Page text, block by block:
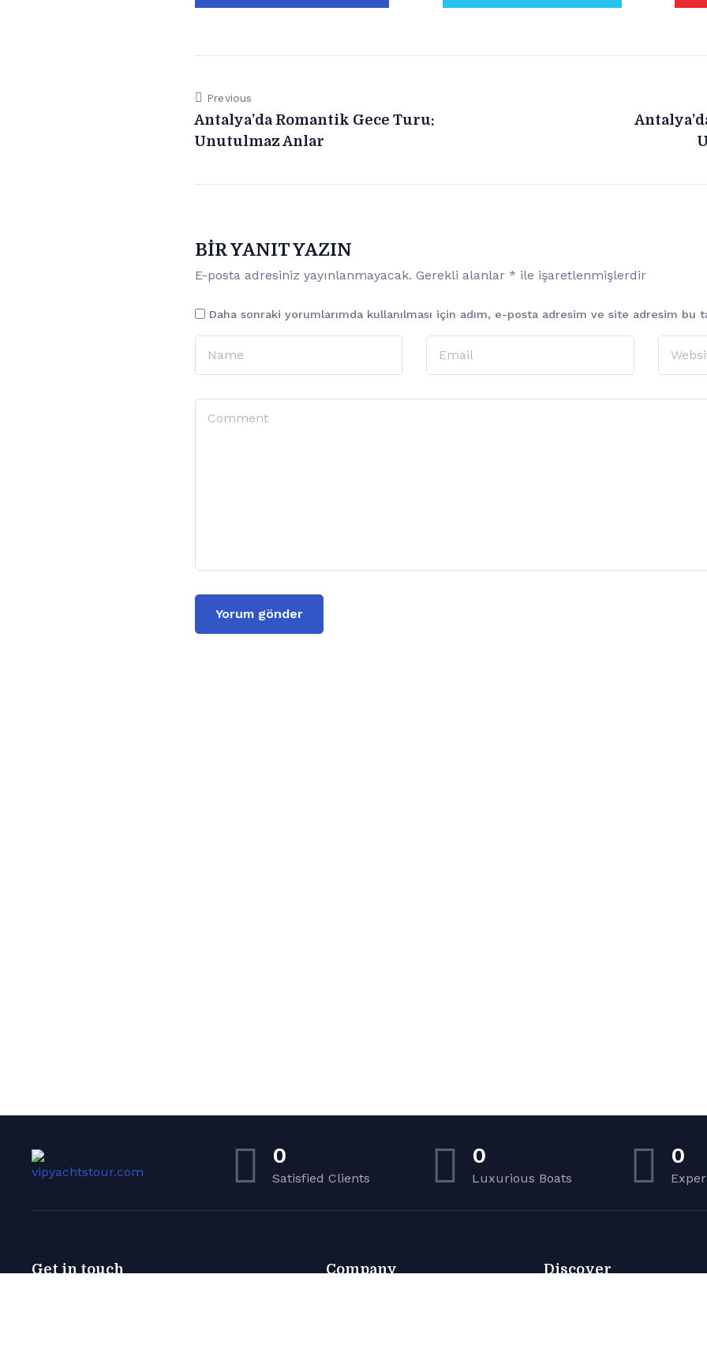
Previous
Antalya’da Romantik Gece Turu:
Unutulmaz Anlar
BIR YANIT YAZIN
E-posta adresiniz yayınlanmayacak. Gerekli alanlar * ile işaretlenmişlerdir
Daha sonraki yorumlarımda kullanılması için adım, e-posta adresim ve site adresim bu
0
Satisfied Clients
0
Luxurious Boats
0
Get in touch Company Discover